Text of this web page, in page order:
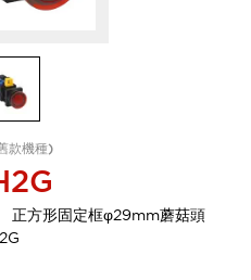
款機種)
方形固定框φ29mm蘑菇頭